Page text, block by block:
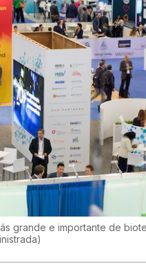
grande e importante de
)